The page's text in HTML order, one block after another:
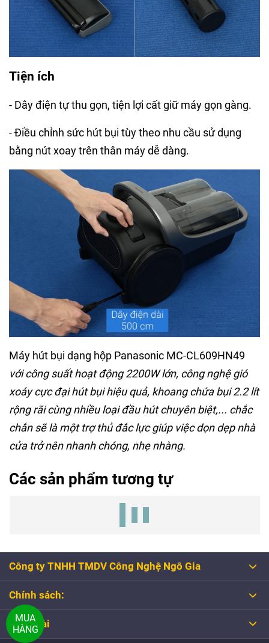
MUA
HÀNG
Tiện ích
- Dây điện tự thu gọn, tiện lợi cất giữ máy gọn gàng.
- Điều chỉnh sức hút bụi tùy theo nhu cầu sử dụng
bằng nút xoay trên thân máy dễ dàng.
Máy hút bụi dạng hộp Panasonic MC-CL609HN49
với công suất hoạt động 2200W lớn, công nghệ gió
xoáy cực đại hút bụi hiệu quả, khoang chứa bụi 2.2 lít
rộng rãi cùng nhiều loại đầu hút chuyên biệt,... chắc
chắn sẽ là một trợ thủ đắc lực giúp việc dọn dẹp nhà
cửa trở nên nhanh chóng, nhẹ nhàng.
Các sản phẩm tương tự
Công ty TNHH TMDV Công Nghệ Ngô Gia
Chính sách:
Tổng đài